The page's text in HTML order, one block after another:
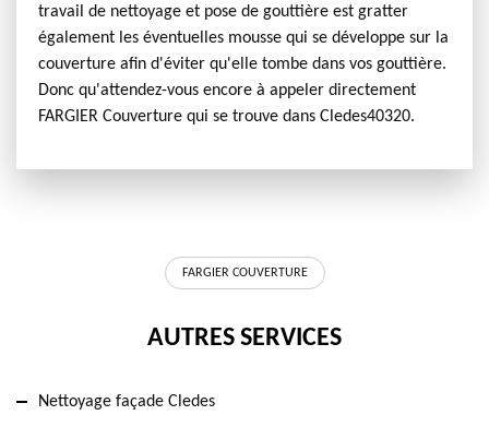
travail de nettoyage et pose de gouttière est gratter
également les éventuelles mousse qui se développe sur la
couverture afin d'éviter qu'elle tombe dans vos gouttière.
Donc qu'attendez-vous encore à appeler directement
FARGIER Couverture qui se trouve dans Cledes40320.
FARGIER COUVERTURE
AUTRES SERVICES
Nettoyage façade Cledes